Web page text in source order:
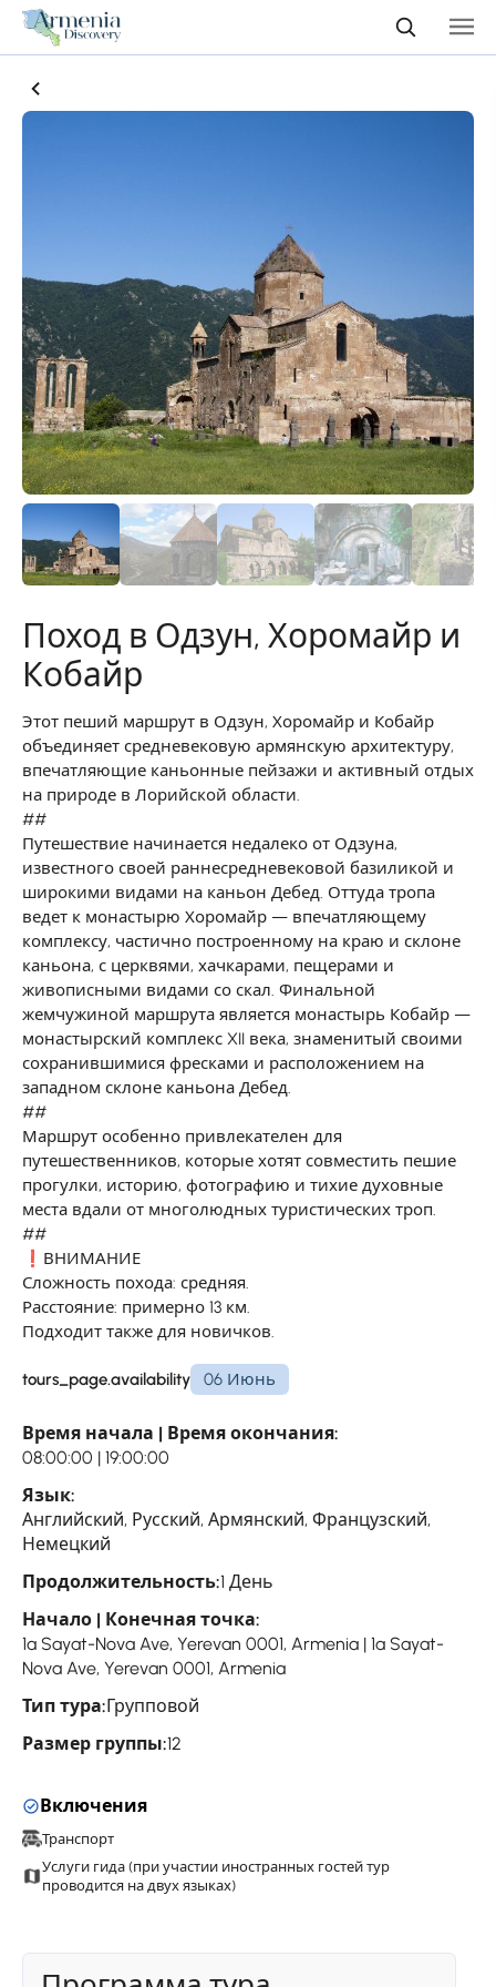
Поход в Одзун, Хоромайр и
Кобайр
Этот пеший маршрут в Одзун, Хоромайр и Кобайр
объединяет средневековую армянскую архитектуру,
впечатляющие каньонные пейзажи и активный отдых
на природе в Лорийской области.
##
Путешествие начинается недалеко от Одзуна,
известного своей раннесредневековой базиликой и
широкими видами на каньон Дебед. Оттуда тропа
ведет к монастырю Хоромайр — впечатляющему
комплексу, частично построенному на краю и склоне
каньона, с церквями, хачкарами, пещерами и
живописными видами со скал. Финальной
жемчужиной маршрута является монастырь Кобайр —
монастырский комплекс XII века, знаменитый своими
сохранившимися фресками и расположением на
западном склоне каньона Дебед.
##
Маршрут особенно привлекателен для
путешественников, которые хотят совместить пешие
прогулки, историю, фотографию и тихие духовные
места вдали от многолюдных туристических троп.
##
❗ВНИМАНИЕ
Сложность похода: средняя.
Расстояние: примерно 13 км.
Подходит также для новичков.
tours_page.availability 06 Июнь
Время начала | Время окончания:
08:00:00 | 19:00:00
Язык:
Английский, Русский, Армянский, Французский,
Немецкий
Продолжительность:1 День
Начало | Конечная точка:
1a Sayat-Nova Ave, Yerevan 0001, Armenia | 1a Sayat-
Nova Ave, Yerevan 0001, Armenia
Тип тура: Групповой
Размер группы:12
Включения
Транспорт
Услуги гида (при участии иностранных гостей тур
проводится на двух языках)